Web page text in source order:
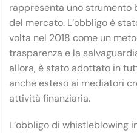
rappresenta uno strumento
del mercato. L’obbligo è
volta nel 2018 come un
trasparenza e la
allora, è stato adottato in
anche esteso ai mediatori
attività finanziaria.
L’obbligo di whistleblowing